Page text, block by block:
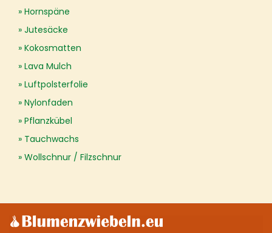
Hornspäne
Jutesäcke
Kokosmatten
Lava Mulch
Luftpolsterfolie
Nylonfaden
Pflanzkübel
Tauchwachs
Wollschnur / Filzschnur